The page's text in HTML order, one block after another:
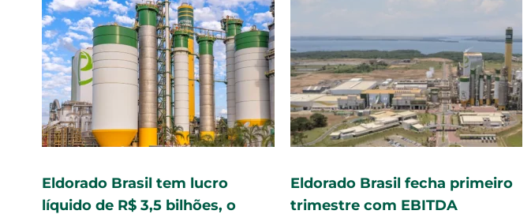
Eldorado Brasil Celulose fecha
segundo trimestre com lucro
MS se transforma na ‘bola da
vez’ da indústria de celulose e